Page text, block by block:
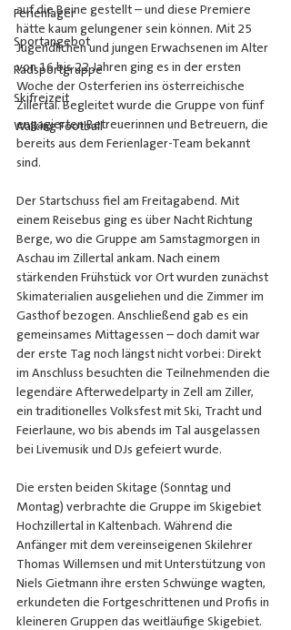
Ferienlager
Sportangebot
Radsportgruppe
Skifreizeit
Walking Football
auf die Beine gestellt – und diese Premiere
hätte kaum gelungener sein können. Mit 25
Jugendlichen und jungen Erwachsenen im Alter
von 16 bis 22 Jahren ging es in der ersten
Woche der Osterferien ins österreichische
Zillertal. Begleitet wurde die Gruppe von fünf
engagierten Betreuerinnen und Betreuern, die
bereits aus dem Ferienlager-Team bekannt
sind.
Der Startschuss fiel am Freitagabend. Mit
einem Reisebus ging es über Nacht Richtung
Berge, wo die Gruppe am Samstagmorgen in
Aschau im Zillertal ankam. Nach einem
stärkenden Frühstück vor Ort wurden zunächst
Skimaterialien ausgeliehen und die Zimmer im
Gasthof bezogen. Anschließend gab es ein
gemeinsames Mittagessen – doch damit war
der erste Tag noch längst nicht vorbei: Direkt
im Anschluss besuchten die Teilnehmenden die
legendäre Afterwedelparty in Zell am Ziller,
ein traditionelles Volksfest mit Ski, Tracht und
Feierlaune, wo bis abends im Tal ausgelassen
bei Livemusik und DJs gefeiert wurde.
Die ersten beiden Skitage (Sonntag und
Montag) verbrachte die Gruppe im Skigebiet
Hochzillertal in Kaltenbach. Während die
Anfänger mit dem vereinseigenen Skilehrer
Thomas Willemsen und mit Unterstützung von
Niels Gietmann ihre ersten Schwünge wagten,
erkundeten die Fortgeschrittenen und Profis in
kleineren Gruppen das weitläufige Skigebiet.